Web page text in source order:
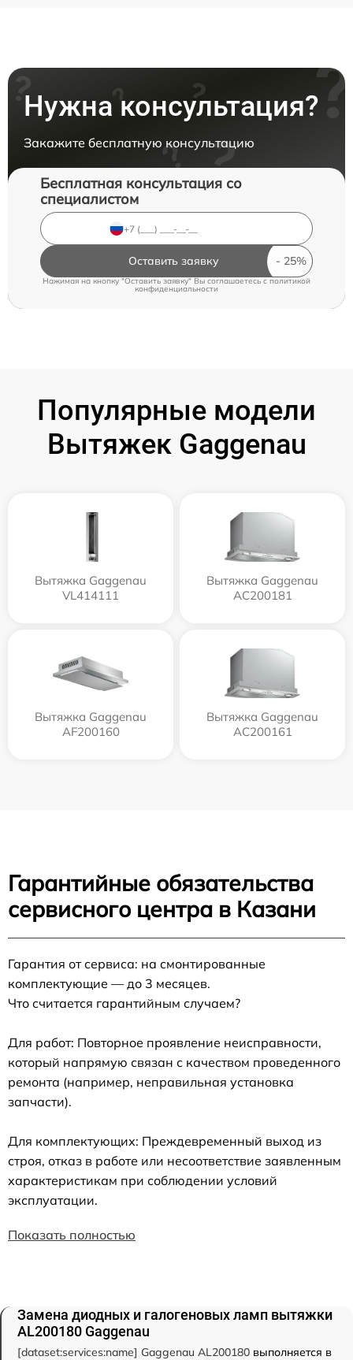
Нужна консультация?
Закажите бесплатную консультацию
Бесплатная консультация со
специалистом
Оставить заявку
Нажимая на кнопку "Оставить заявку" Вы соглашаетесь c политикой
конфиденциальности
Популярные модели
Вытяжек Gaggenau
Вытяжка Gaggenau
VL414111
Вытяжка Gaggenau
AC200181
Вытяжка Gaggenau
AF200160
Вытяжка Gaggenau
AC200161
Гарантийные обязательства
сервисного центра в Казани
Гарантия от сервиса: на смонтированные
комплектующие — до 3 месяцев.
Что считается гарантийным случаем?
Для работ: Повторное проявление неисправности,
который напрямую связан с качеством проведенного
ремонта (например, неправильная установка
запчасти).
Для комплектующих: Преждевременный выход из
строя, отказ в работе или несоответствие заявленным
характеристикам при соблюдении условий
эксплуатации.
Показать полностью
Замена диодных и галогеновых ламп вытяжки
AL200180 Gaggenau
[dataset:services:name] Gaggenau AL200180 выполняется в